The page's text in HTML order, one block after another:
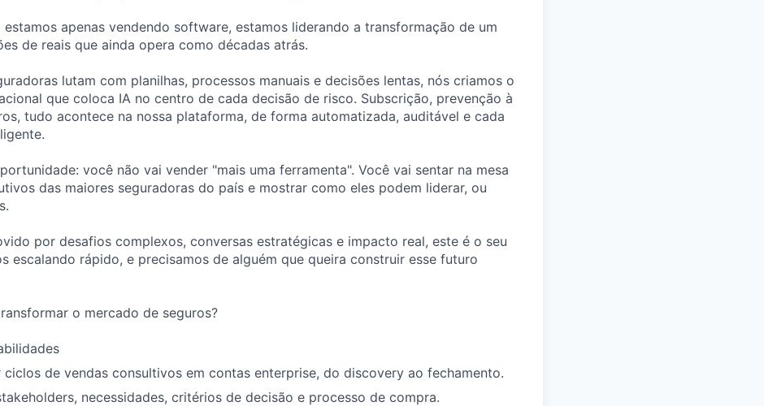
estamos apenas vendendo software, estamos liderando a transformação de um
de reais que ainda opera como décadas atrás.
lutam com planilhas, processos manuais e decisões lentas, nós criamos o
que coloca IA no centro de cada decisão de risco. Subscrição, prevenção à
tudo acontece na nossa plataforma, de forma automatizada, auditável e cada
você não vai vender "mais uma ferramenta". Você vai sentar na mesa
das maiores seguradoras do país e mostrar como eles podem liderar, ou
por desafios complexos, conversas estratégicas e impacto real, este é o seu
escalando rápido, e precisamos de alguém que queira construir esse futuro
o mercado de seguros?
ciclos de vendas consultivos em contas enterprise, do discovery ao fechamento.
necessidades, critérios de decisão e processo de compra.